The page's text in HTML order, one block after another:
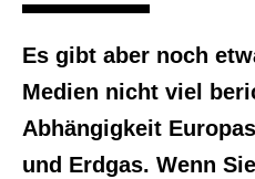
Es gibt aber noch
Medien nicht viel
Abhängigkeit
und Erdgas. Wenn